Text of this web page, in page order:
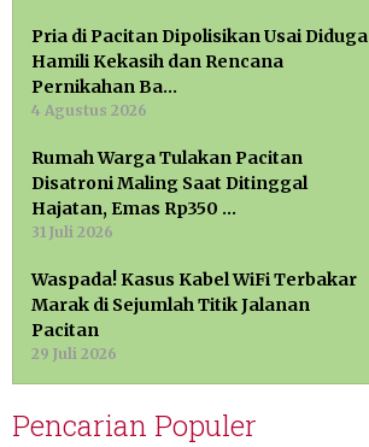
Pria di Pacitan Dipolisikan Usai Diduga
Hamili Kekasih dan Rencana
Pernikahan Ba…
4 Agustus 2026
Rumah Warga Tulakan Pacitan
Disatroni Maling Saat Ditinggal
Hajatan, Emas Rp350 …
31 Juli 2026
Waspada! Kasus Kabel WiFi Terbakar
Marak di Sejumlah Titik Jalanan
Pacitan
29 Juli 2026
Pencarian Populer